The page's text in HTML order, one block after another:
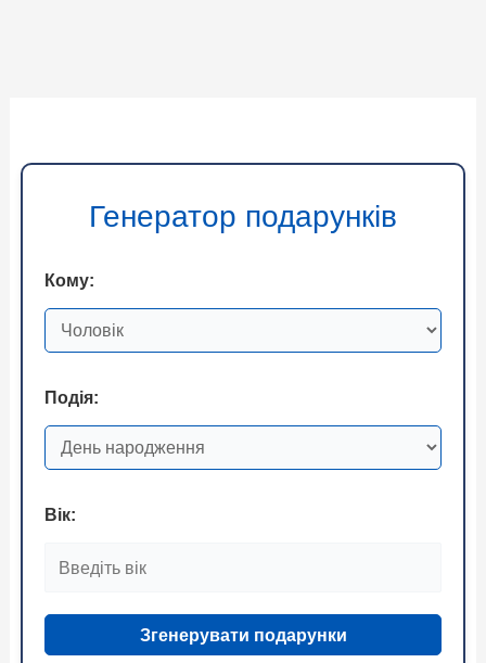
Генератор подарунків
Кому:
Подія:
Вік:
Згенерувати подарунки